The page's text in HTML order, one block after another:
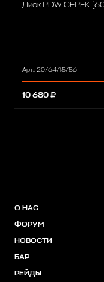
Диск PDW CEPEK
Арт.: 20/64/15/56
10 680 ₽
О НАС
ФОРУМ
НОВОСТИ
БАР
РЕЙДЫ